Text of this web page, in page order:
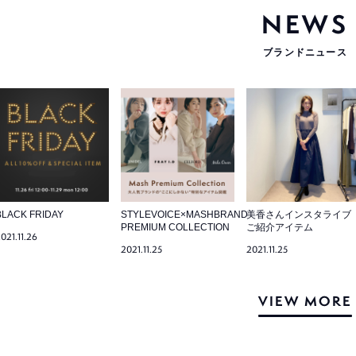
NEWS
ブランドニュース
FRIDAY
STYLEVOICE×MASHBRAND
PREMIUM COLLECTION
2021.11.25
美香さんインスタライブ
ご紹介アイテム
2021.11.25
VIEW MORE